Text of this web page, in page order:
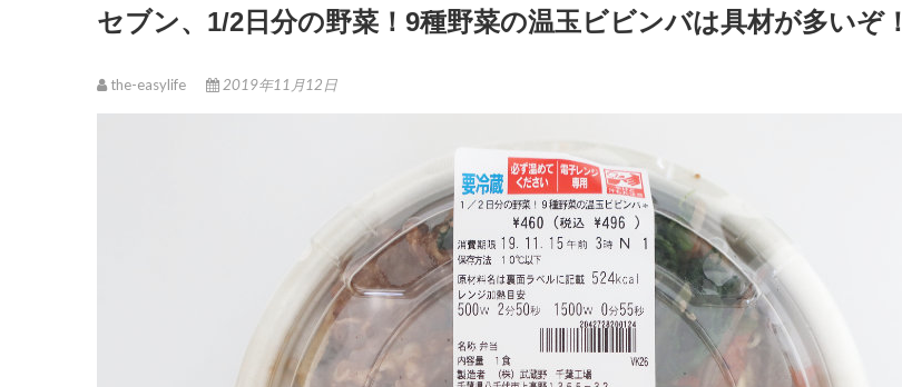
セブン、1/2日分の野菜！9種野菜の温玉ビビンバは具材が多いぞ！
the-easylife 2019年11月12日